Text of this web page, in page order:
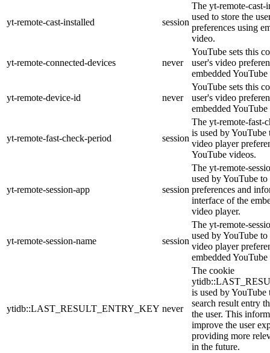
yt-remote-cast-installed session
The yt-remote-cast-
used to store the
preferences using
video.
yt-remote-connected-devices never
YouTube sets this
user's video
embedded
yt-remote-device-id never
YouTube sets this
user's video
embedded
yt-remote-fast-check-period session
The yt-remote-fast-
is used by YouTube
video player
YouTube videos.
yt-remote-session-app session
The yt-remote-
used by YouTube to
preferences and
interface of the
video player.
yt-remote-session-name session
The yt-remote-
used by YouTube to
video player
embedded
ytidb::LAST_RESULT_ENTRY_KEY never
The cookie
is used by YouTube
search result entry
the user. This
improve the user
providing more
in the future.